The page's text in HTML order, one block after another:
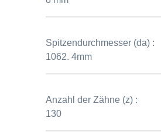
Spitzendurchmesser (da) :
1062. 4mm
Anzahl der Zähne (z) :
130